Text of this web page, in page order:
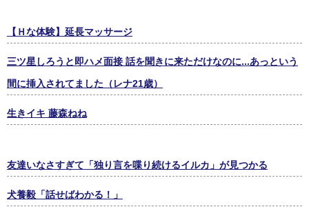
【Ｈな体験】延長マッサージ
三ツ星しろうと即ハメ面接 話を聞きに来ただけなのに...あっという
間に挿入されてました（レナ21歳）
生きイキ 藤森ねね
友達いなさすぎて「独り言を喋り続けるイルカ」が見つかる
犬養毅「話せばわかる！」